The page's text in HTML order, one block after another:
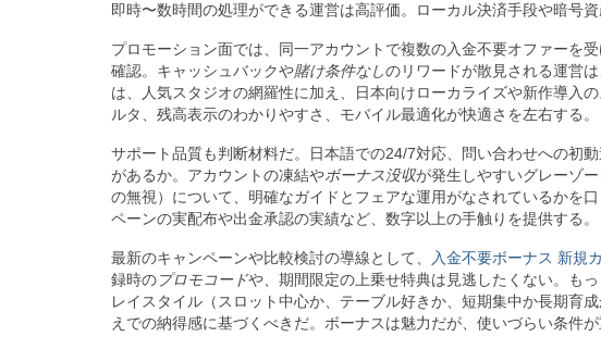
即時〜数時間の処理ができる運営は高評価。ローカル決済手段や暗号
プロモーション面では、同一アカウントで複数の入金不要オファーを
確認。キャッシュバックや賭け条件なしのリワードが散見される運営
は、人気スタジオの網羅性に加え、日本向けローカライズや新作導入
ルタ、残高表示のわかりやすさ、モバイル最適化が快適さを左右する。
サポート品質も判断材料だ。日本語での24/7対応、問い合わせへの初
があるか。アカウントの凍結やボーナス没収が発生しやすいグレーゾ
の無視）について、明確なガイドとフェアな運用がなされているかを
ペーンの実配布や出金承認の実績など、数字以上の手触りを提供する。
最新のキャンペーンや比較検討の導線として、 入金不要ボーナス 新規
録時のプロモコードや、期間限定の上乗せ特典は見逃したくない。も
レイスタイル（スロット中心か、テーブル好きか、短期集中か長期育
えでの納得感に基づくべきだ。ボーナスは魅力だが、使いづらい条件